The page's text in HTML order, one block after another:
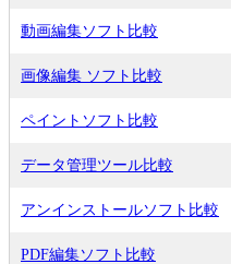
動画編集ソフト比較
画像編集 ソフト比較
ペイントソフト比較
データ管理ツール比較
アンインストールソフト比較
PDF編集ソフト比較